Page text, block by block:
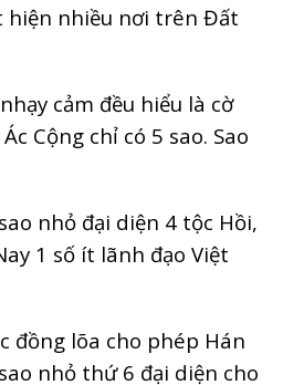
hiện nhiều nơi trên Đất
cảm đều hiểu là cờ
Cộng chỉ có 5 sao. Sao
nhỏ đại diện 4 tộc Hồi,
1 số ít lãnh đạo Việt
đồng lõa cho phép Hán
nhỏ thứ 6 đại diện cho